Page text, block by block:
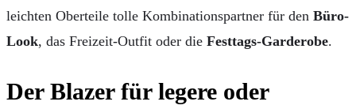
leichten Oberteile tolle Kombinationspartner für den Büro-
Look, das Freizeit-Outfit oder die Festtags-Garderobe.
Der Blazer für legere oder